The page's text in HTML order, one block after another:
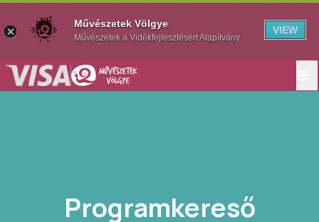
Programkereső
Művészetek Völgye
Művészetek a Vidékfejlesztésért Alapítvány
VIEW